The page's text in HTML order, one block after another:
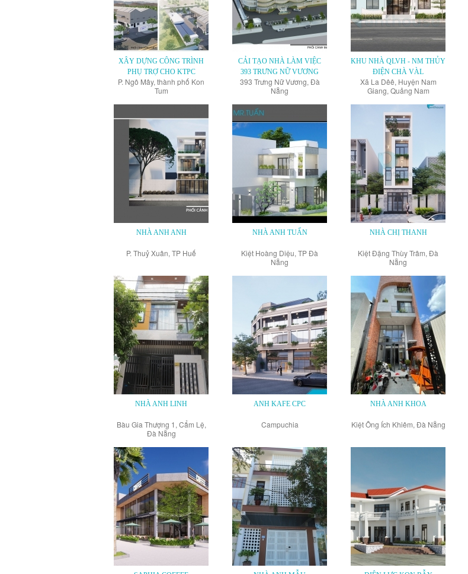
XÂY DỰNG CÔNG TRÌNH
PHỤ TRỢ CHO KTPC
P. Ngô Mây, thành phố Kon
Tum
CẢI TẠO NHÀ LÀM VIỆC
393 TRƯNG NỮ VƯƠNG
393 Trưng Nữ Vương, Đà
Nẵng
KHU NHÀ QLVH - NM THỦY
ĐIỆN CHÀ VÀL
Xã La Dêê, Huyện Nam
Giang, Quảng Nam
NHÀ ANH ANH
P. Thuỷ Xuân, TP Huế
NHÀ ANH TUẤN
Kiệt Hoàng Diệu, TP Đà
Nẵng
NHÀ CHỊ THANH
Kiệt Đặng Thùy Trâm, Đà
Nẵng
NHÀ ANH LINH
Bàu Gia Thượng 1, Cẩm Lệ,
Đà Nẵng
ANH KAFE CPC
Campuchia
NHÀ ANH KHOA
Kiệt Ông Ích Khiêm, Đà Nẵng